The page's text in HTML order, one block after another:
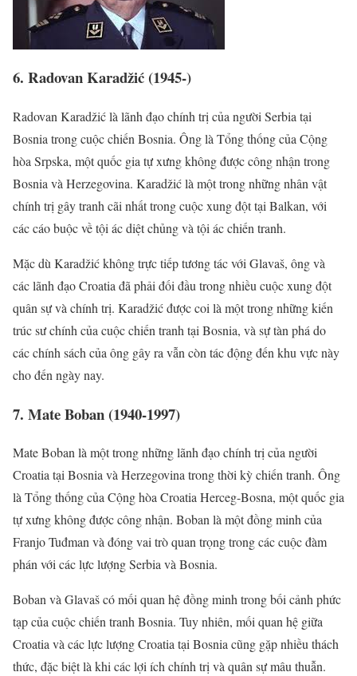
6. Radovan Karadžić (1945-)
Radovan Karadžić là lãnh đạo chính trị của người Serbia tại
Bosnia trong cuộc chiến Bosnia. Ông là Tổng thống của Cộng
hòa Srpska, một quốc gia tự xưng không được công nhận trong
Bosnia và Herzegovina. Karadžić là một trong những nhân vật
chính trị gây tranh cãi nhất trong cuộc xung đột tại Balkan, với
các cáo buộc về tội ác diệt chủng và tội ác chiến tranh.
Mặc dù Karadžić không trực tiếp tương tác với Glavaš, ông và
các lãnh đạo Croatia đã phải đối đầu trong nhiều cuộc xung đột
quân sự và chính trị. Karadžić được coi là một trong những kiến
trúc sư chính của cuộc chiến tranh tại Bosnia, và sự tàn phá do
các chính sách của ông gây ra vẫn còn tác động đến khu vực này
cho đến ngày nay.
7. Mate Boban (1940-1997)
Mate Boban là một trong những lãnh đạo chính trị của người
Croatia tại Bosnia và Herzegovina trong thời kỳ chiến tranh. Ông
là Tổng thống của Cộng hòa Croatia Herceg-Bosna, một quốc gia
tự xưng không được công nhận. Boban là một đồng minh của
Franjo Tuđman và đóng vai trò quan trọng trong các cuộc đàm
phán với các lực lượng Serbia và Bosnia.
Boban và Glavaš có mối quan hệ đồng minh trong bối cảnh phức
tạp của cuộc chiến tranh Bosnia. Tuy nhiên, mối quan hệ giữa
Croatia và các lực lượng Croatia tại Bosnia cũng gặp nhiều thách
thức, đặc biệt là khi các lợi ích chính trị và quân sự mâu thuẫn.